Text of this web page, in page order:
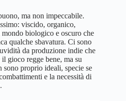
ma non impeccabile.
viscido, organico,
biologico e oscuro che
qualche sbavatura. Ci sono
da produzione indie che
gioco regge bene, ma su
sono proprio ideali, specie se
e la necessità di